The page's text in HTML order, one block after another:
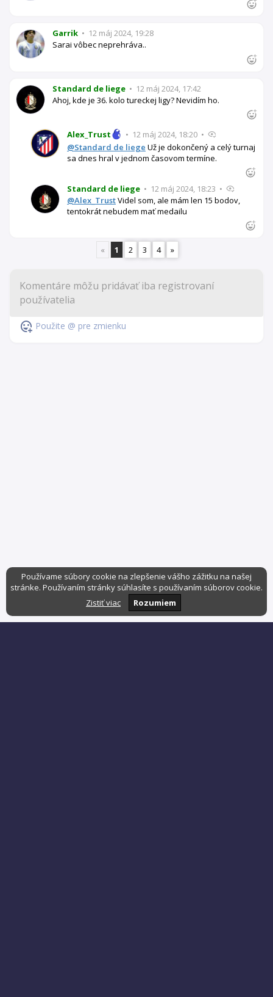
Garrik • 12 máj 2024, 19:28
Sarai vôbec neprehráva..
Standard de liege • 12 máj 2024, 17:42
Ahoj, kde je 36. kolo tureckej ligy? Nevidím ho.
Alex_Trust • 12 máj 2024, 18:20 •
@Standard de liege Už je dokončený a celý turnaj
sa dnes hral v jednom časovom termíne.
Standard de liege • 12 máj 2024, 18:23 •
@Alex_TrustVidel som, ale mám len 15 bodov,
tentokrát nebudem mať medailu
« 1 2 3 4 »
Použite @ pre zmienku
Používame súbory cookie na zlepšenie vášho zážitku na našej
stránke. Používaním stránky súhlasíte s používaním súborov cookie.
Zistiť viac
Rozumiem